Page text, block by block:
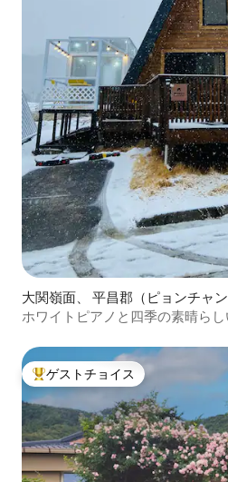
大関嶺面、 平昌郡（ピョンチャ
ァルリョンミョン）の一軒家
ホワイトピアノと四季の素晴ら
な宿泊施設/イルオハウス
大好評のゲストチョイスです。
ゲストチョイス